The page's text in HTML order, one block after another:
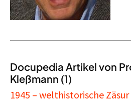
Docupedia Artikel von
Kleßmann (1)
1945 – welthistorische